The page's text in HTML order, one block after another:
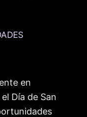
en
Día de San